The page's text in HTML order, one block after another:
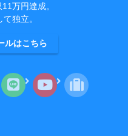
万円達成。
独立。
ルはこちら